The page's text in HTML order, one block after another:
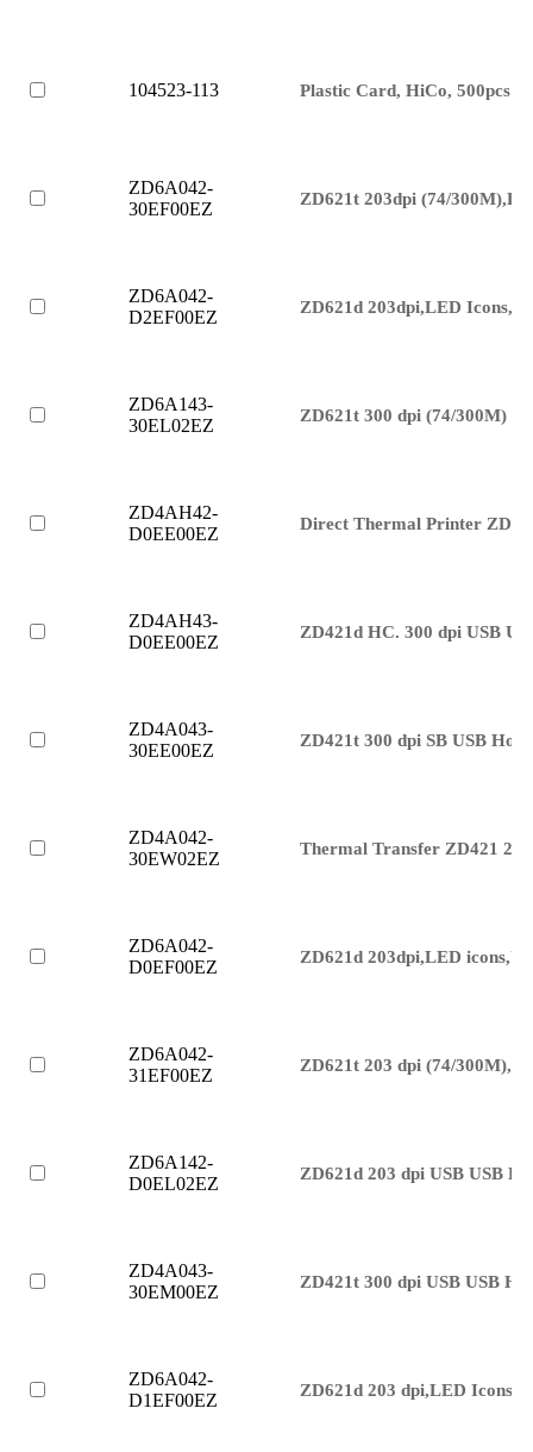
104523-113 Plastic Card, HiCo, 500pcs
ZD6A042-
30EF00EZ
ZD621t 203dpi (74/
ZD6A042-
D2EF00EZ
ZD621d 203dpi,LED
ZD6A143-
30EL02EZ
ZD621t 300 dpi (74/300M)
ZD4AH42-
D0EE00EZ
Direct Thermal Printer
ZD4AH43-
D0EE00EZ
ZD421d HC. 300 dpi USB
ZD4A043-
30EE00EZ
ZD421t 300 dpi SB USB Host
ZD4A042-
30EW02EZ
Thermal Transfer ZD421 203
ZD6A042-
D0EF00EZ
ZD621d 203dpi,LED
ZD6A042-
31EF00EZ
ZD621t 203 dpi (74/
ZD6A142-
D0EL02EZ
ZD621d 203 dpi USB USB
ZD4A043-
30EM00EZ
ZD421t 300 dpi USB USB
ZD6A042-
D1EF00EZ
ZD621d 203 dpi,LED